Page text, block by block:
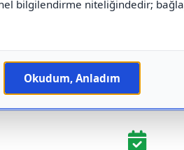
bilgilendirme niteliğindedir;
Okudum, Anladım